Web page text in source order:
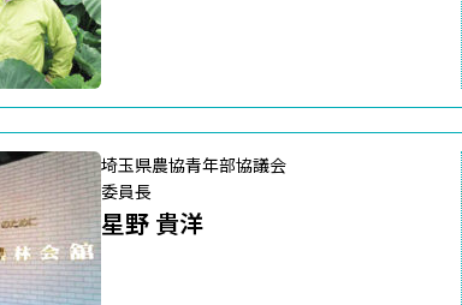
埼玉県農協青年部協議会
委員長
星野 貴洋